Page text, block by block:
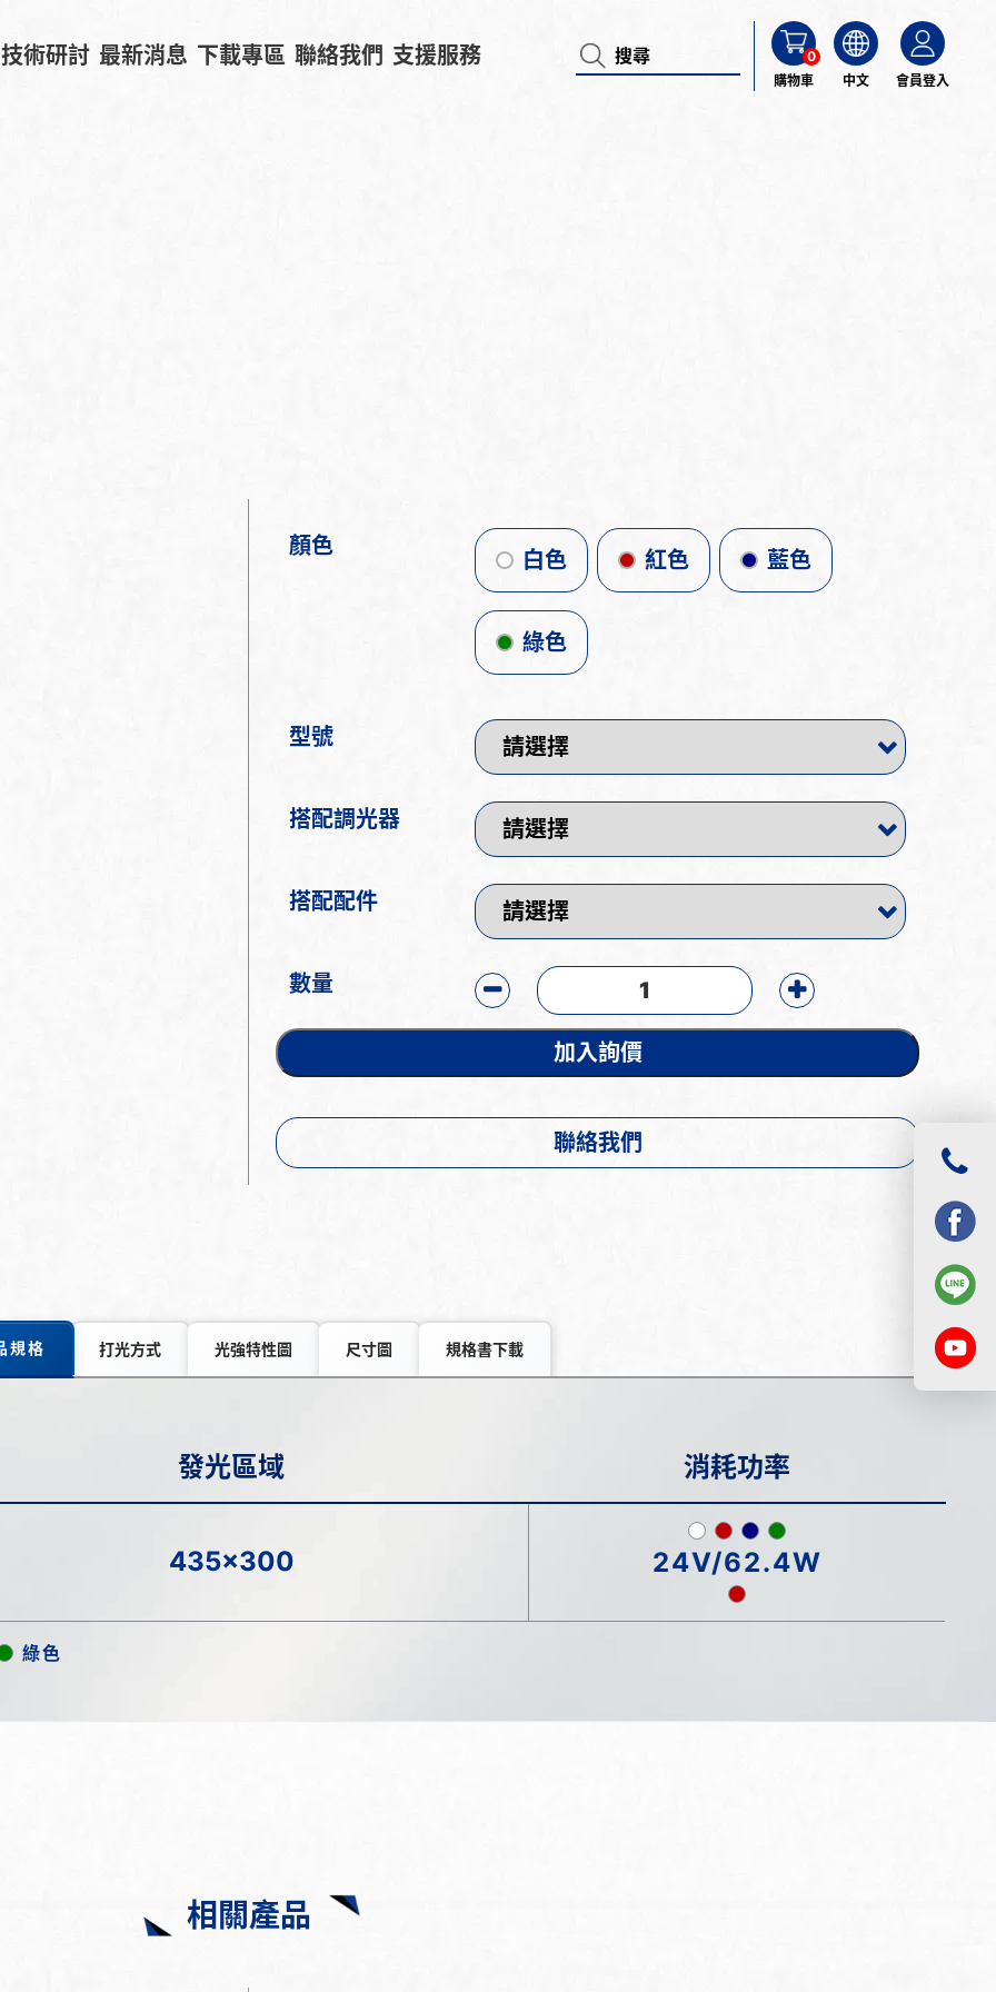
技術研討 最新消息 下載專區 聯絡我們 支援服務
0
購物車
中文 會員登入
顏色
白色 紅色 藍色
綠色
型號
搭配調光器
搭配配件
數量
加入詢價
聯絡我們
規格 打光方式 光強特性圖 尺寸圖 規格書下載
發光區域 消耗功率
435x300 24V/62.4W
綠色
相關產品